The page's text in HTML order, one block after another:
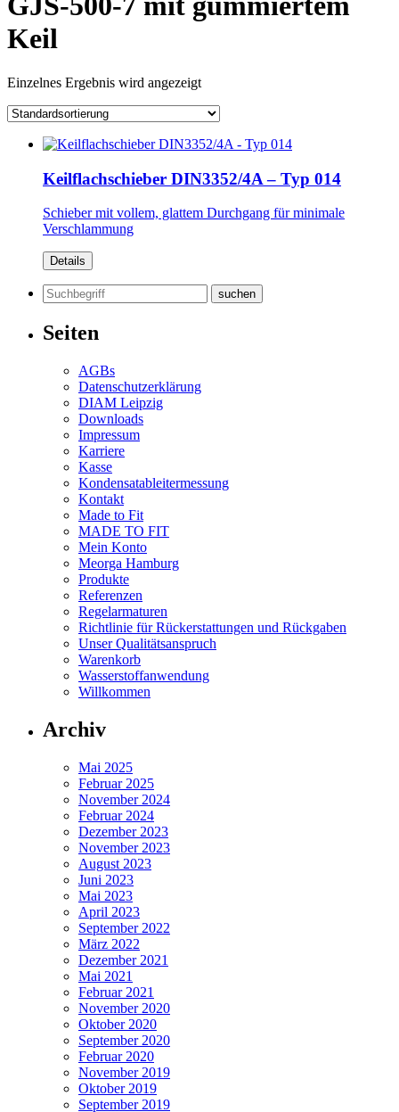
Keil
Einzelnes Ergebnis wird angezeigt
Keilflachschieber DIN3352/4A – Typ 014
Schieber mit vollem, glattem Durchgang für minimale
Verschlammung
Details
Suchen
nach:
Seiten
AGBs
Datenschutzerklärung
DIAM Leipzig
Downloads
Impressum
Karriere
Kasse
Kondensatableitermessung
Kontakt
Made to Fit
MADE TO FIT
Mein Konto
Meorga Hamburg
Produkte
Referenzen
Regelarmaturen
Richtlinie für Rückerstattungen und Rückgaben
Unser Qualitätsanspruch
Warenkorb
Wasserstoffanwendung
Willkommen
Archiv
Mai 2025
Februar 2025
November 2024
Februar 2024
Dezember 2023
November 2023
August 2023
Juni 2023
Mai 2023
April 2023
September 2022
März 2022
Dezember 2021
Mai 2021
Februar 2021
November 2020
Oktober 2020
September 2020
Februar 2020
November 2019
Oktober 2019
September 2019